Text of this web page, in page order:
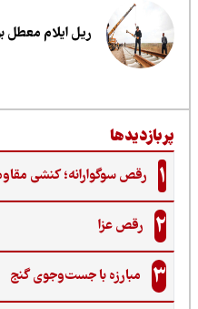
ریل ایلام معطل بودجه
رقص سوگوارانه؛ کنشی مقاومتی
رقص عزا
مبارزه با جست‌وجوی گنج‌